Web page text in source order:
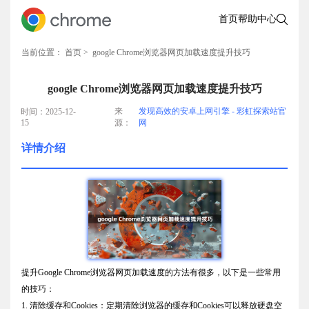
首页帮助中心
当前位置： 首页 > google Chrome浏览器网页加载速度提升技巧
google Chrome浏览器网页加载速度提升技巧
时间：2025-12-
15
来
源：
发现高效的安卓上网引擎 - 彩虹探索站官
网
详情介绍
提升Google Chrome浏览器网页加载速度的方法有很多，以下是一些常用
的技巧：
1. 清除缓存和Cookies：定期清除浏览器的缓存和Cookies可以释放硬盘空